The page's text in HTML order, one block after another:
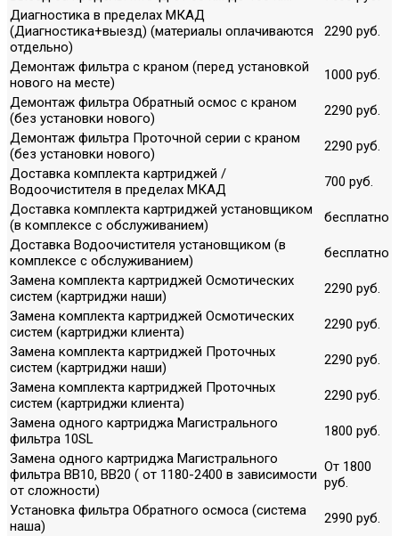
Диагностика в пределах МКАД
(Диагностика+выезд) (материалы оплачиваются
отдельно)
2290 руб.
Демонтаж фильтра с краном (перед установкой
нового на месте)
1000 руб.
Демонтаж фильтра Обратный осмос с краном
(без установки нового)
2290 руб.
Демонтаж фильтра Проточной серии с краном
(без установки нового)
2290 руб.
Доставка комплекта картриджей /
Водоочистителя в пределах МКАД
700 руб.
Доставка комплекта картриджей установщиком
(в комплексе с обслуживанием)
бесплатно
Доставка Водоочистителя установщиком (в
комплексе с обслуживанием)
бесплатно
Замена комплекта картриджей Осмотических
систем (картриджи наши)
2290 руб.
Замена комплекта картриджей Осмотических
систем (картриджи клиента)
2290 руб.
Замена комплекта картриджей Проточных
систем (картриджи наши)
2290 руб.
Замена комплекта картриджей Проточных
систем (картриджи клиента)
2290 руб.
Замена одного картриджа Магистрального
фильтра 10SL
1800 руб.
Замена одного картриджа Магистрального
фильтра ВВ10, ВВ20 ( от 1180-2400 в зависимости
от сложности)
От 1800
руб.
Установка фильтра Обратного осмоса (система
наша)
2990 руб.